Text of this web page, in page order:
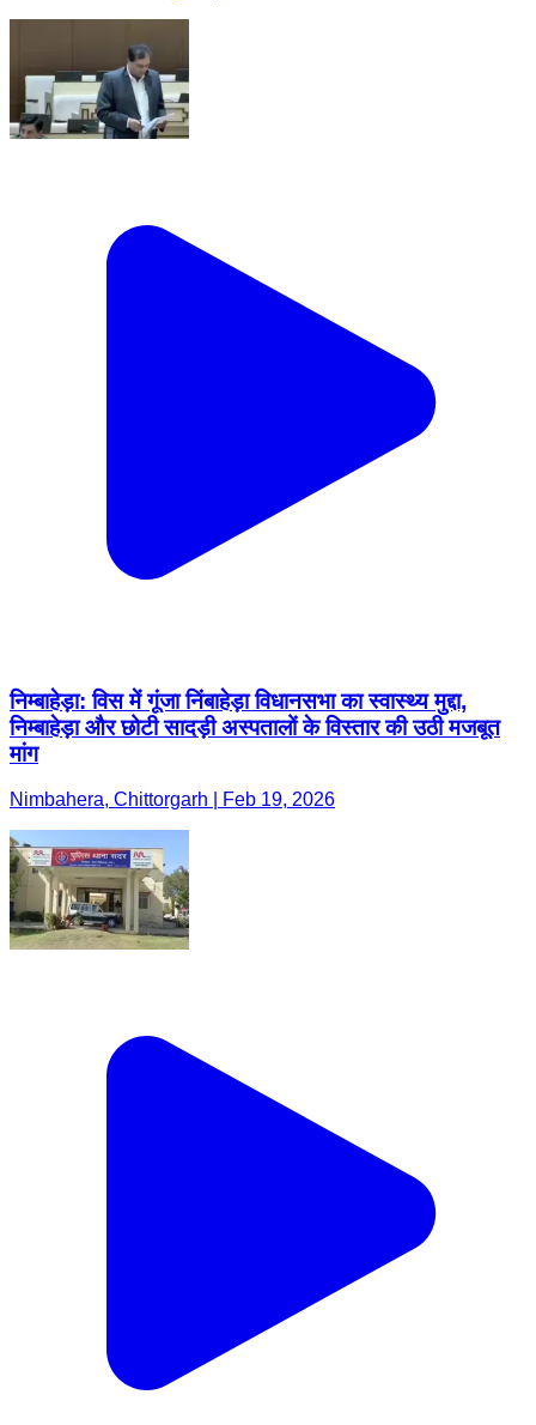
निम्बाहेड़ा: विस में गूंजा निंबाहेड़ा विधानसभा का स्वास्थ्य मुद्दा,
निम्बाहेड़ा और छोटी सादड़ी अस्पतालों के विस्तार की उठी मजबूत
मांग
Nimbahera, Chittorgarh | Feb 19, 2026